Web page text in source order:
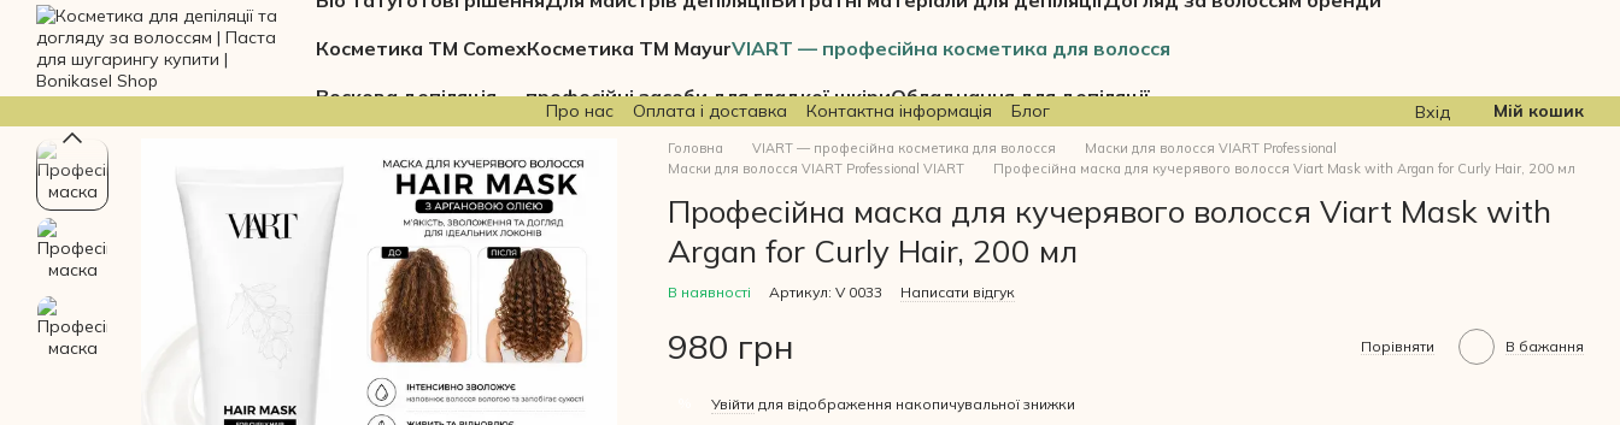
Перейти до основного контенту
Косметика ТМ ComexКосметика ТМ MayurVIART — професійна косметика для волосся
Воскова депіляція — професійні засоби для гладкої шкіриОбладнання для депіляції
Про нас Оплата і доставка Контактна інформація Блог Вхід Мій кошик
Головна VIART — професійна косметика для волосся
Маски для волосся VIART Professional
Маски для волосся VIART Professional VIART
Професійна маска для кучерявого волосся Viart Mask with Argan for Curly Hair, 200 мл
Професійна маска для кучерявого волосся Viart Mask with
Argan for Curly Hair, 200 мл
В наявності Артикул: V 0033 Написати відгук
980 грн Порівняти В бажання
Увійти для відображення накопичувальної знижки